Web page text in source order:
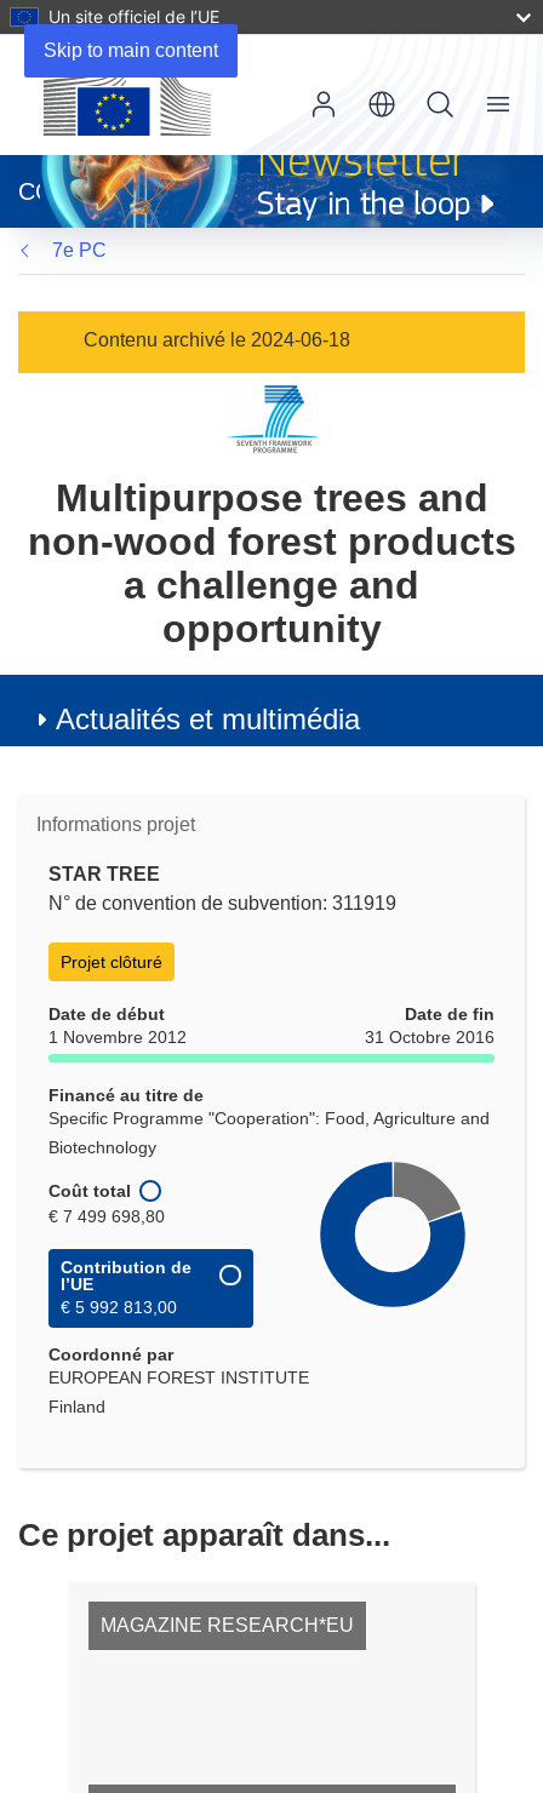
Skip to main content
Un site officiel de l’UE
dans
une
nouvelle
fenêtre)
CORDIS
Menu
7e PC
Contenu archivé le 2024-06-18
Multipurpose trees and
non-wood forest products
a challenge and
opportunity
Actualités et multimédia
Informations projet
STAR TREE
N° de convention de subvention: 311919
Projet clôturé
Date de début
1 Novembre 2012
Date de fin
31 Octobre 2016
Financé au titre de
Specific Programme "Cooperation": Food, Agriculture and
Biotechnology
Coût total
€ 7 499 698,80
Contribution de
l’UE
€ 5 992 813,00
Coordonné par
EUROPEAN FOREST INSTITUTE
Finland
Ce projet apparaît dans...
MAGAZINE RESEARCH*EU